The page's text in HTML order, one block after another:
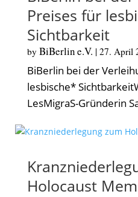
Preises für
Sichtbarkeit
by BiBerlin e.V. | 27. April
BiBerlin bei der
lesbische*
LesMigraS-Gründerin
Holocaust